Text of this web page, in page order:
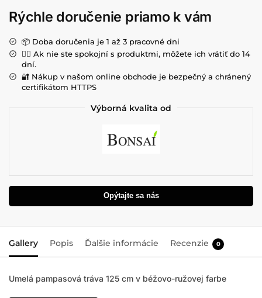
Rýchle doručenie priamo k vám
📦 Doba doručenia je 1 až 3 pracovné dni
💁‍♀️ Ak nie ste spokojní s produktmi, môžete ich vrátiť do 14
dní.
🔐 Nákup v našom online obchode je bezpečný a chránený
certifikátom HTTPS
Výborná kvalita od
Opýtajte sa nás
Gallery Popis Ďalšie informácie Recenzie 0
Umelá pampasová tráva 125 cm v béžovo-ružovej farbe